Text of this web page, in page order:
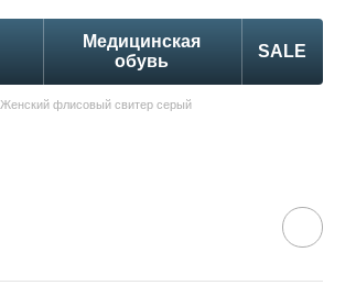
Медицинская
обувь
SALE
Женский флисовый свитер серый